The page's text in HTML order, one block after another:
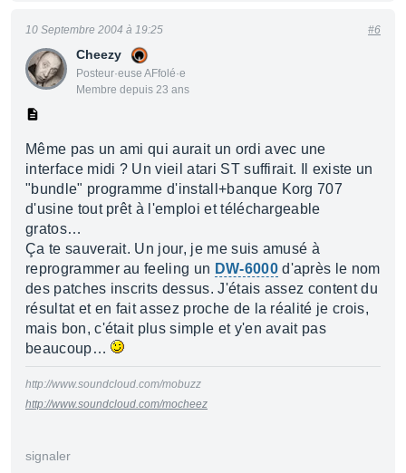
Cheezy
Posteur·euse AFfolé·e
Membre depuis 23 ans
10 Septembre 2004 à 19:25 #6
Même pas un ami qui aurait un ordi avec une
interface midi ? Un vieil atari ST suffirait. Il existe un
"bundle" programme d'install+banque Korg 707
d'usine tout prêt à l'emploi et téléchargeable
gratos…
Ça te sauverait. Un jour, je me suis amusé à
reprogrammer au feeling un DW-6000d'après le nom
des patches inscrits dessus. J'étais assez content du
résultat et en fait assez proche de la réalité je crois,
mais bon, c'était plus simple et y'en avait pas
beaucoup…
http://www.soundcloud.com/mobuzz
http://www.soundcloud.com/mocheez
signaler